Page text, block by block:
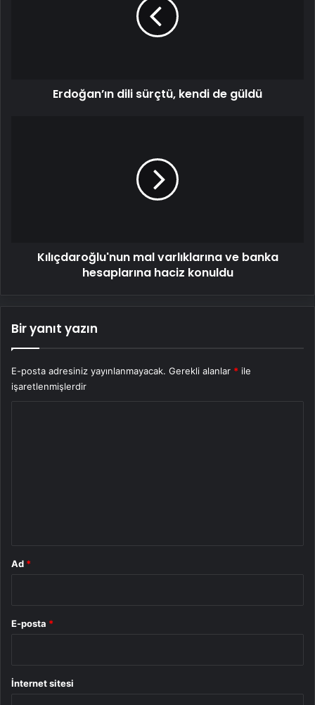
Erdoğan’ın dili sürçtü, kendi de güldü
Kılıçdaroğlu'nun mal varlıklarına ve banka
hesaplarına haciz konuldu
Bir yanıt yazın
E-posta adresiniz yayınlanmayacak. Gerekli alanlar * ile
işaretlenmişlerdir
Ad *
E-posta *
İnternet sitesi